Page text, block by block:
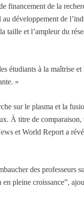
financement de la
développement de
taille et l’ampleur du
étudiants à la maîtrise et
»
sur le plasma et la
À titre de
et World Report a
des professeurs
pleine croissance”,